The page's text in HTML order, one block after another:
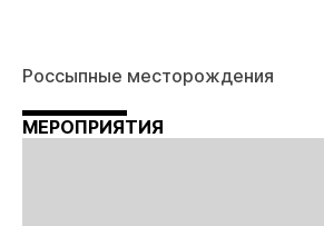
Россыпные месторождения
МЕРОПРИЯТИЯ